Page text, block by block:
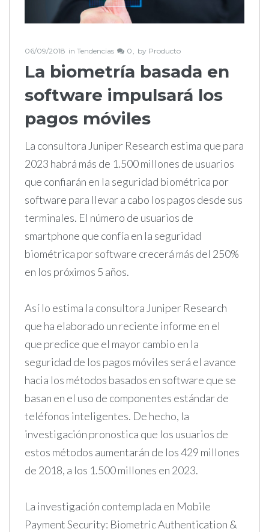
06/09/2018 in Tendencias 0 by Producto
La biometría basada en
software impulsará los
pagos móviles
La consultora Juniper Research estima que para
2023 habrá más de 1.500 millones de usuarios
que confiarán en la seguridad biométrica por
software para llevar a cabo los pagos desde sus
terminales. El número de usuarios de
smartphone que confía en la seguridad
biométrica por software crecerá más del 250%
en los próximos 5 años.
Así lo estima la consultora Juniper Research
que ha elaborado un reciente informe en el
que predice que el mayor cambio en la
seguridad de los pagos móviles será el avance
hacia los métodos basados en software que se
basan en el uso de componentes estándar de
teléfonos inteligentes. De hecho, la
investigación pronostica que los usuarios de
estos métodos aumentarán de los 429 millones
de 2018, a los 1.500 millones en 2023.
La investigación contemplada en Mobile
Payment Security: Biometric Authentication &